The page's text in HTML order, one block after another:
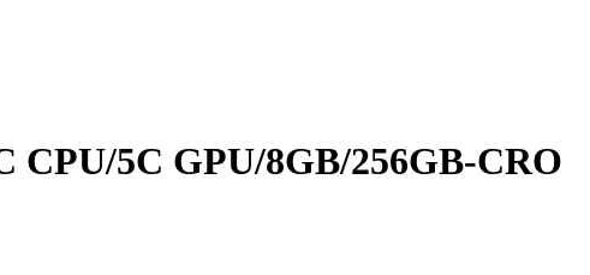
CPU/5C GPU/8GB/256GB-CRO